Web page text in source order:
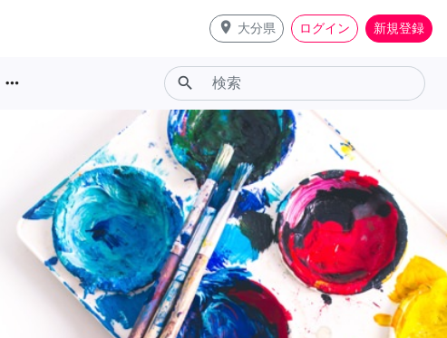
place 大分県 ログイン 新規登録
more_horiz search